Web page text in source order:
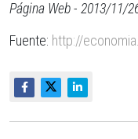
Página Web - 2013/11/
Fuente: http://